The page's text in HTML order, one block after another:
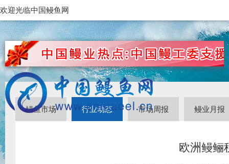
欢迎光临中国鳗鱼网
鳗鱼市场 行业动态 市场周报 鳗业月报
欧洲鳗鲡